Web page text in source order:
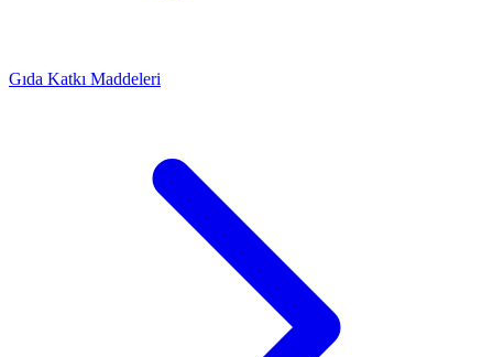
Gıda Katkı Maddeleri